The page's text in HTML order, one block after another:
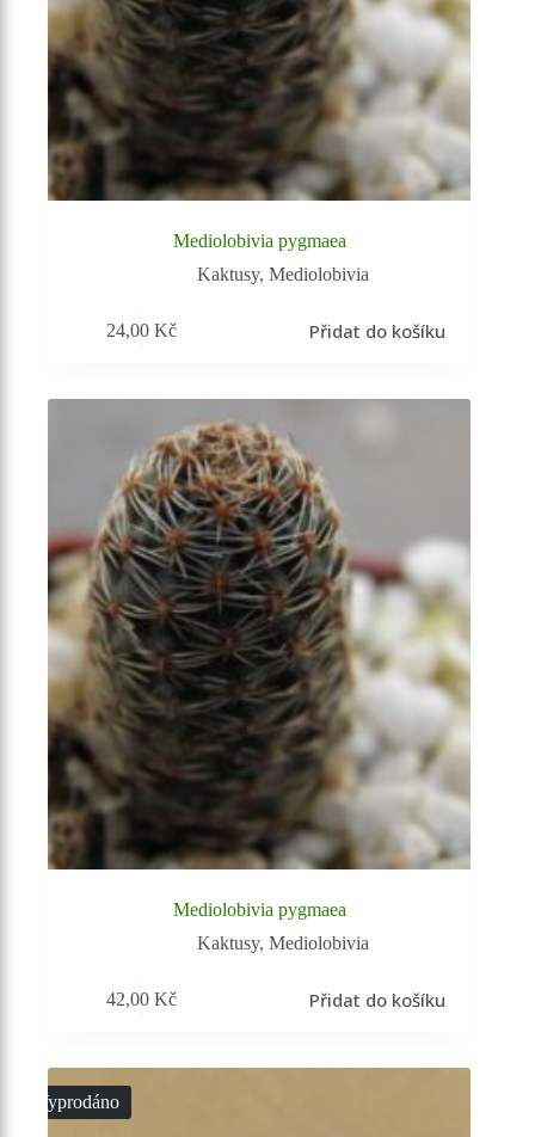
Mediolobivia pygmaea
Kaktusy,Mediolobivia
24,00Kč Přidat do košíku
Mediolobivia pygmaea
Kaktusy,Mediolobivia
42,00Kč Přidat do košíku
Vyprodáno